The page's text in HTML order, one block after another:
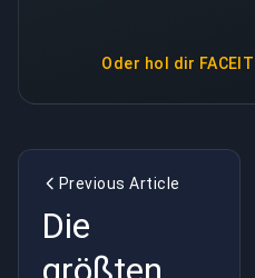
Oder hol dir
Previous Article
Die